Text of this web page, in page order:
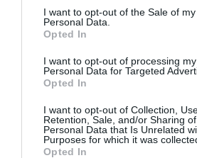
I want to opt-out of the Sale of my
Personal Data.
Opted In
I want to opt-out of processing my
Personal Data for Targeted
Opted In
I want to opt-out of Collection,
Retention, Sale, and/or Sharing
Personal Data that Is Unrelated
Purposes for which it was
Opted In
DERNIERS